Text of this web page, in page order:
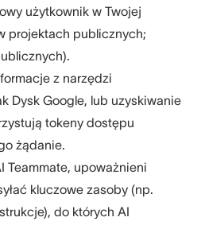
użytkownik w Twojej
projektach publicznych;
z narzędzi
Dysk Google, lub uzyskiwanie
tokeny dostępu
żądanie.
Teammate, upoważnieni
kluczowe zasoby (np.
do których AI